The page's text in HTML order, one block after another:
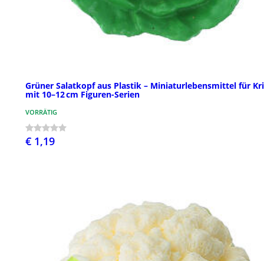
Grüner Salatkopf aus Plastik – Miniaturlebensmittel für
mit 10–12 cm Figuren-Serien
VORRÄTIG
€ 1,19